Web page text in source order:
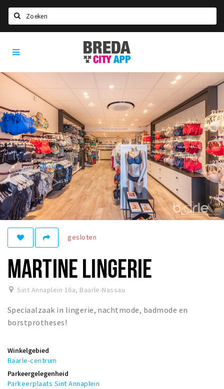
Home
Agenda
Deals
Party pics
Nieuws, interviews & blogs
Eten
Drinken
Slapen
Recreatief
Winkels
Winkelgebieden
Bezienswaardigheden
Musea, theaters & podia
Uitjes & activiteiten
Toeristische routes
Baroniepoorten
Sport
Breda
City
App
gesloten
MARTINE LINGERIE
Sint Annaplein 16a, Baarle-Nassau
Speciaalzaak in lingerie, nachtmode, badmode en
borstprotheses!
Winkelgebied
Baarle-centrum
Parkeergelegenheid
Parkeerplaats Sint Annaplein